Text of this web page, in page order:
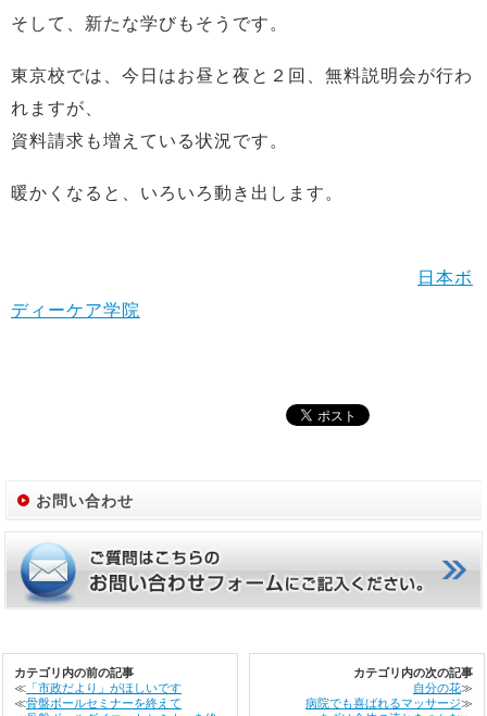
そして、新たな学びもそうです。
東京校では、今日はお昼と夜と２回、無料説明会が行わ
れますが、
資料請求も増えている状況です。
暖かくなると、いろいろ動き出します。
日本ボ
ディーケア学院
お問い合わせ
カテゴリ内の前の記事
≪ 「市政だより」がほしいです
≪骨盤ボールセミナーを終えて
カテゴリ内の次の記事
自分の花≫
病院でも喜ばれるマッサージ≫